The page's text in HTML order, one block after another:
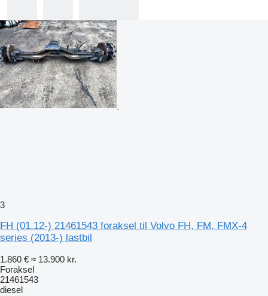
3
FH (01.12-) 21461543 foraksel til Volvo FH, FM, FMX-4
series (2013-) lastbil
1.860 € ≈ 13.900 kr.
Foraksel
21461543
diesel